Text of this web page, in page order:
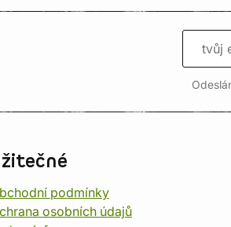
podmínky
osobních údajů